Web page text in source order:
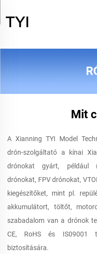
Mit
A Xianning TYI Model
drón-szolgáltató a kínai
drónokat gyárt, például
drónokat, FPV drónokat,
kiegészítőket, mint pl.
akkumulátort, töltőt,
szabadalom van a drónok
CE, RoHS és IS09001
biztosítására.